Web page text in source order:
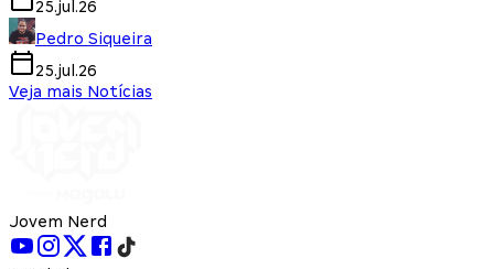
25.jul.26
Pedro Siqueira
25.jul.26
Veja mais Notícias
Jovem Nerd